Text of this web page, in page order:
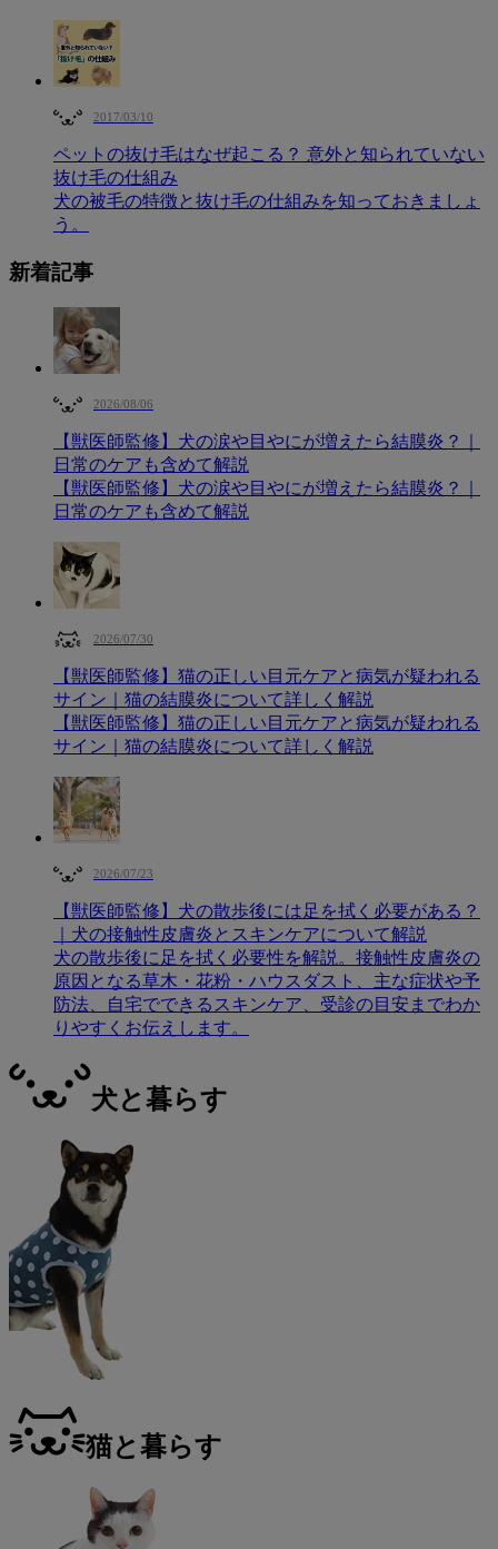
2017/03/10
ペットの抜け毛はなぜ起こる？ 意外と知られていない
抜け毛の仕組み
犬の被毛の特徴と抜け毛の仕組みを知っておきましょ
う。
新着記事
2026/08/06
【獣医師監修】犬の涙や目やにが増えたら結膜炎？｜
日常のケアも含めて解説
【獣医師監修】犬の涙や目やにが増えたら結膜炎？｜
日常のケアも含めて解説
2026/07/30
【獣医師監修】猫の正しい目元ケアと病気が疑われる
サイン｜猫の結膜炎について詳しく解説
【獣医師監修】猫の正しい目元ケアと病気が疑われる
サイン｜猫の結膜炎について詳しく解説
2026/07/23
【獣医師監修】犬の散歩後には足を拭く必要がある？
｜犬の接触性皮膚炎とスキンケアについて解説
犬の散歩後に足を拭く必要性を解説。接触性皮膚炎の
原因となる草木・花粉・ハウスダスト、主な症状や予
防法、自宅でできるスキンケア、受診の目安までわか
りやすくお伝えします。
犬と暮らす
猫と暮らす